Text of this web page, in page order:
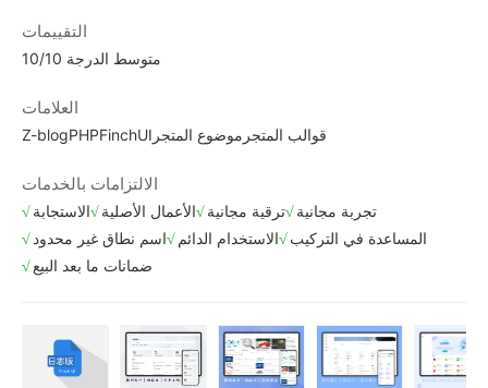
التقييمات
متوسط الدرجة 10/10
العلامات
Z-blogPHPFinchUI موضوع المتجر قوالب المتجر
الالتزامات بالخدمات
الاستجابة الأعمال الأصلية ترقية مجانية
تجربة مجانية
اسم نطاق غير محدود
الاستخدام الدائم
المساعدة في التركيب
ضمانات ما بعد البيع